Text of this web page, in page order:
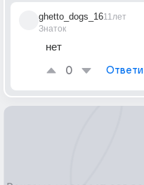
ghetto_dogs_16
Знаток
11лет
нет
0